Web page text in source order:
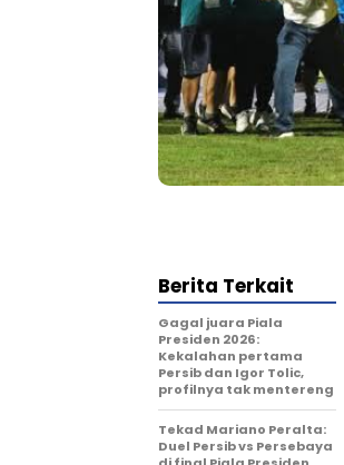
Berita Terkait
Gagal juara Piala
Presiden 2026:
Kekalahan pertama
Persib dan Igor Tolic,
profilnya tak mentereng
Tekad Mariano Peralta:
Duel Persib vs Persebaya